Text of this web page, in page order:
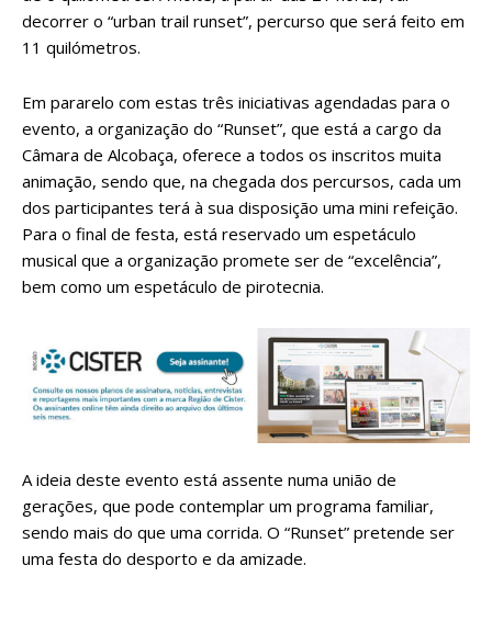
decorrer o “urban trail runset”, percurso que será feito em
11 quilómetros.
Em pararelo com estas três iniciativas agendadas para o
evento, a organização do “Runset”, que está a cargo da
Câmara de Alcobaça, oferece a todos os inscritos muita
animação, sendo que, na chegada dos percursos, cada um
dos participantes terá à sua disposição uma mini refeição.
Para o final de festa, está reservado um espetáculo
musical que a organização promete ser de “excelência”,
bem como um espetáculo de pirotecnia.
A ideia deste evento está assente numa união de
gerações, que pode contemplar um programa familiar,
sendo mais do que uma corrida. O “Runset” pretende ser
uma festa do desporto e da amizade.